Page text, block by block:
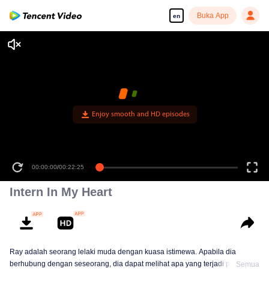
en Buka App
Enjoy smooth and HD episodes
00:00:00/00:22:25
Intern In My Heart
Ray adalah seorang lelaki muda dengan kuasa istimewa. Apabila dia
berhubung dengan seseorang, dia dapat melihat apa yang terjadi padanya
Semua